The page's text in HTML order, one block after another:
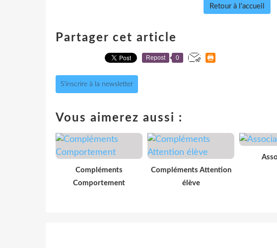
Retour à l'accueil
Partager cet article
Repost 0
S'inscrire à la newsletter
Vous aimerez aussi :
Compléments
Comportement
Compléments Attention
élève